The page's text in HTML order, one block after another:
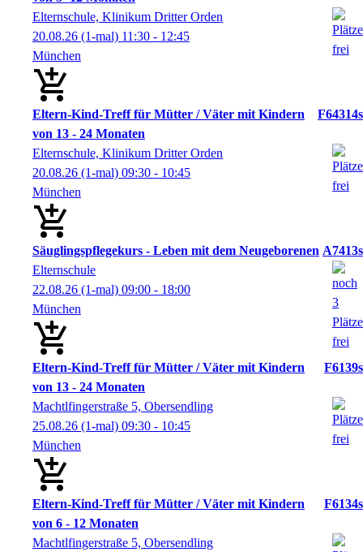
Elternschule, Klinikum Dritter Orden
20.08.26 (1-mal) 11:30 - 12:45
München
Eltern-Kind-Treff für Mütter / Väter mit Kindern
von 13 - 24 Monaten
F64314s
Elternschule, Klinikum Dritter Orden
20.08.26 (1-mal) 09:30 - 10:45
München
Säuglingspflegekurs - Leben mit dem Neugeborenen A7413s
Elternschule
22.08.26 (1-mal) 09:00 - 18:00
München
Eltern-Kind-Treff für Mütter / Väter mit Kindern
von 13 - 24 Monaten
F6139s
Machtlfingerstraße 5, Obersendling
25.08.26 (1-mal) 09:30 - 10:45
München
Eltern-Kind-Treff für Mütter / Väter mit Kindern
von 6 - 12 Monaten
F6134s
Machtlfingerstraße 5, Obersendling